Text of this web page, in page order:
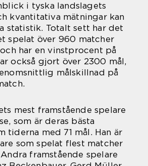
i tyska landslagets
kvantitativa mätningar kan
statistik. Totalt sett har det
spelat över 960 matcher
har en vinstprocent på
också gjort över 2300 mål,
målskillnad på
mest framstående spelare
som är deras bästa
tiderna med 71 mål. Han är
som spelat flest matcher
framstående spelare